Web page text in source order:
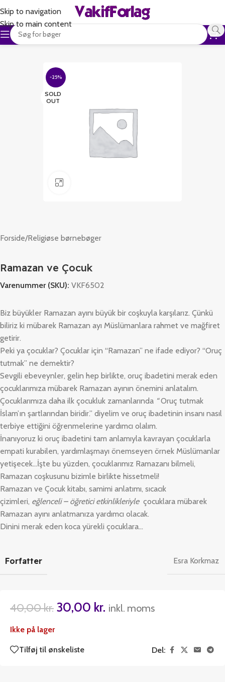
Skip to navigation
Skip to main content
-25%
SOLD
OUT
Forside/Religiøse børnebøger
Ramazan ve Çocuk
Varenummer (SKU): VKF6502
Biz büyükler Ramazan ayını büyük bir coşkuyla karşılarız. Çünkü
biliriz ki mübarek Ramazan ayı Müslümanlara rahmet ve mağfiret
getirir.
Peki ya çocuklar? Çocuklar için “Ramazan” ne ifade ediyor? “Oruç
tutmak” ne demektir?
Sevgili ebeveynler, gelin hep birlikte, oruç ibadetini merak eden
çocuklarımıza mübarek Ramazan ayının önemini anlatalım.
Çocuklarımıza daha ilk çocukluk zamanlarında “Oruç tutmak
İslam’ın şartlarından biridir.” diyelim ve oruç ibadetinin insanı nasıl
terbiye ettiğini öğrenmelerine yardımcı olalım.
İnanıyoruz ki oruç ibadetini tam anlamıyla kavrayan çocuklarla
empati kurabilen, yardımlaşmayı önemseyen örnek Müslümanlar
yetişecek…İşte bu yüzden, çocuklarımız Ramazanı bilmeli,
Ramazan coşkusunu bizimle birlikte hissetmeli!
Ramazan ve Çocuk kitabı, samimi anlatımı, sıcacık
çizimleri, eğlenceli – öğretici etkinlikleriyleçocuklara mübarek
Ramazan ayını anlatmanıza yardımcı olacak.
Dinini merak eden koca yürekli çocuklara…
Forfatter Esra Korkmaz
40,00kr. 30,00 kr. inkl. moms
Ikke på lager
Tilføj til ønskeliste Del: